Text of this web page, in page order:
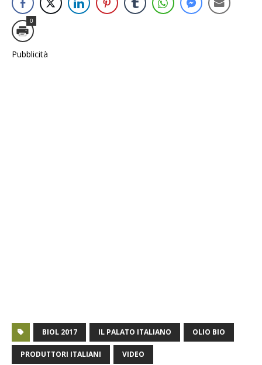
0
Pubblicità
BIOL 2017 IL PALATO ITALIANO OLIO BIO
PRODUTTORI ITALIANI VIDEO